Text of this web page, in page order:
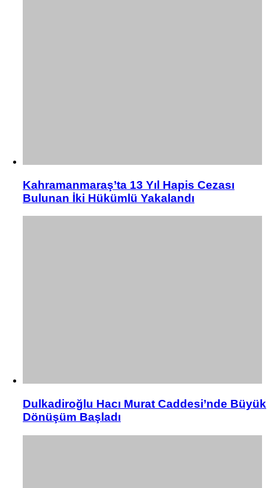
Kahramanmaraş’ta 13 Yıl Hapis Cezası
Bulunan İki Hükümlü Yakalandı
Dulkadiroğlu Hacı Murat Caddesi’nde Büyük
Dönüşüm Başladı